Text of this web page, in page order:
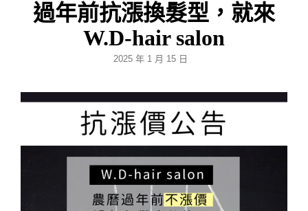
過年前抗漲換髮型，就來
W.D-hair salon
POSTED
2025 年 1 月 15 日